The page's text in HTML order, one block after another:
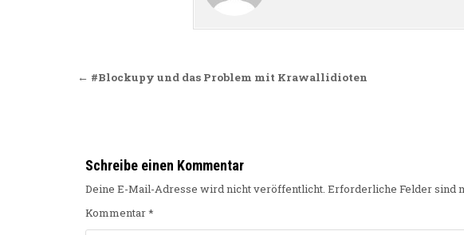
Beitragsnavigation
← #Blockupy und das Problem mit Krawallidioten
Schreibe einen Kommentar
Deine E-Mail-Adresse wird nicht veröffentlicht. Erforderliche Felder sind
Kommentar*